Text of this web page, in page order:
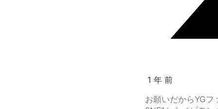
1 年 前
お願いだからYG